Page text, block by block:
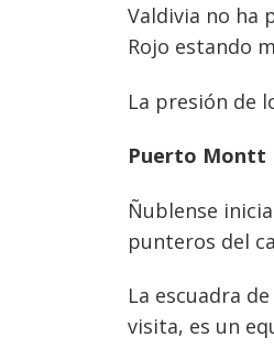
Valdivia no ha
Rojo estando
La presión de
Puerto Montt
Ñublense
punteros del
La escuadra
visita, es un